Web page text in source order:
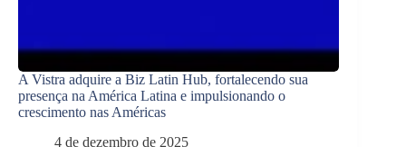
A Vistra adquire a Biz Latin Hub, fortalecendo sua
presença na América Latina e impulsionando o
crescimento nas Américas
4 de dezembro de 2025